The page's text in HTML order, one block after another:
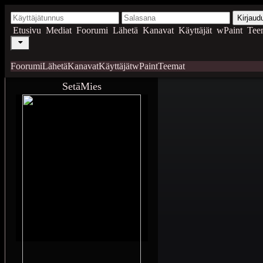
Etusivu Mediat Foorumi Lähetä Kanavat Käyttäjät wPaint
FoorumiLähetäKanavatKäyttäjätwPaintTeemat
SetäMies